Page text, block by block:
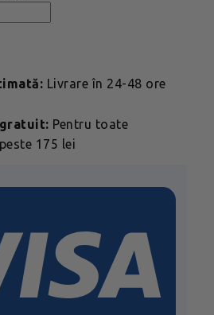
Livrare în 24-48 ore
Pentru toate
175 lei